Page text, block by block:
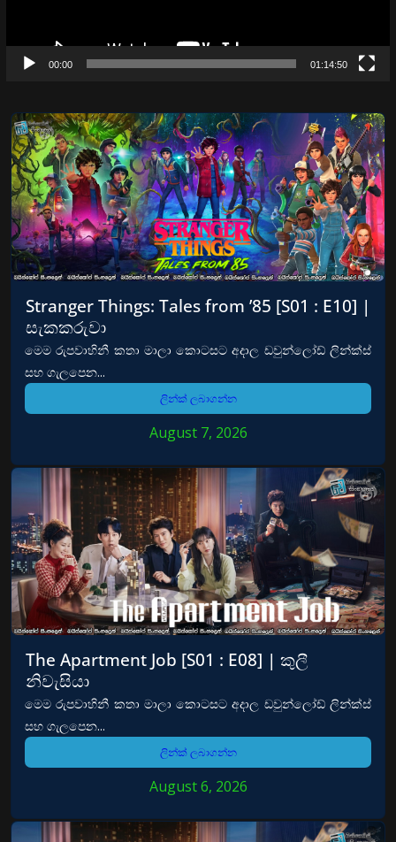
00:00 01:14:50
Stranger Things: Tales from ’85 [S01 : E10] |
සැකකරුවා
මෙම රුපවාහිනී කතා මාලා කොටසට අදාල ඩවුන්ලෝඩ් ලින්ක්ස්
සහ ගැලපෙන...
ලින්ක් ලබාගන්න
August 7, 2026
The Apartment Job [S01 : E08] | කුලී
නිවැසියා
මෙම රුපවාහිනී කතා මාලා කොටසට අදාල ඩවුන්ලෝඩ් ලින්ක්ස්
සහ ගැලපෙන...
ලින්ක් ලබාගන්න
August 6, 2026